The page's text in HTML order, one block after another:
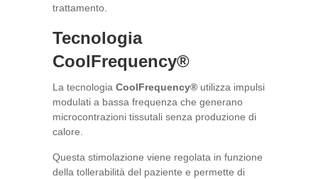
trattamento.
Tecnologia
CoolFrequency®
La tecnologia CoolFrequency® utilizza impulsi
modulati a bassa frequenza che generano
microcontrazioni tissutali senza produzione di
calore.
Questa stimolazione viene regolata in funzione
della tollerabilità del paziente e permette di